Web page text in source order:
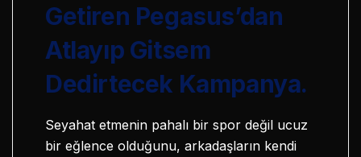
Getiren Pegasus’dan
Atlayıp Gitsem
Dedirtecek Kampanya.
Seyahat etmenin pahalı bir spor değil ucuz
bir eğlence olduğunu, arkadaşların kendi